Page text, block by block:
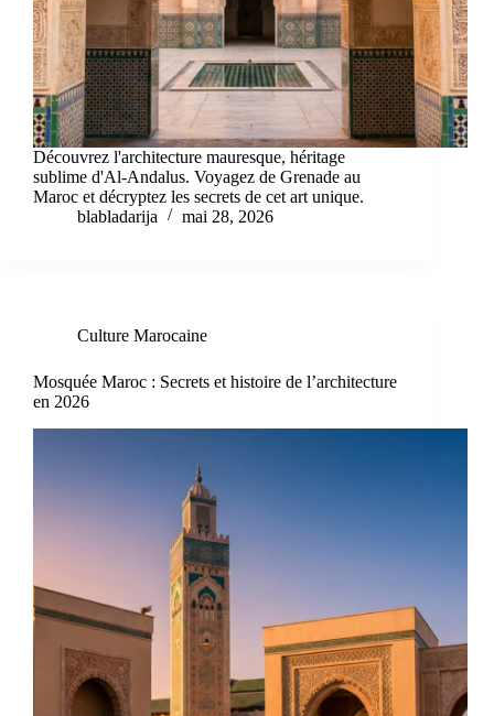
Découvrez l'architecture mauresque, héritage
sublime d'Al-Andalus. Voyagez de Grenade au
Maroc et décryptez les secrets de cet art unique.
blabladarija
mai 28, 2026
Culture Marocaine
Mosquée Maroc : Secrets et histoire de l’architecture
en 2026